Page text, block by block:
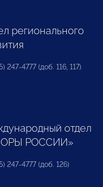
регионального
247-4777 (доб. 116, 117)
отдел
РОССИИ»
247-4777 (доб. 126)